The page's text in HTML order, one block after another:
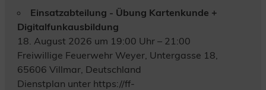
Einsatzabteilung - Übung Kartenkunde +
Digitalfunkausbildung
18. August 2026 um 19:00 Uhr – 21:00
Freiwillige Feuerwehr Weyer, Untergasse 18,
65606 Villmar, Deutschland
Dienstplan unter https://ff-